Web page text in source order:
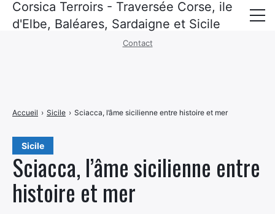
Sicile
Sciacca, l’âme sicilienne entre
histoire et mer
Accueil › Sicile › Sciacca, l’âme sicilienne entre histoire et mer
Corsica Terroirs - Traversée Corse, ile
d'Elbe, Baléares, Sardaigne et Sicile
ile d’elbe
Croisières
Recettes corses
Mentions légales · Politique de confidentialité
Contact